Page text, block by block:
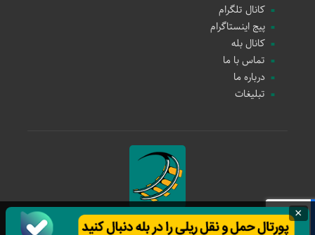
کانال تلگرام
پیج اینستاگرام
کانال بله
تماس با ما
درباره ما
تبلیغات
حمل و نقل ریلی
×